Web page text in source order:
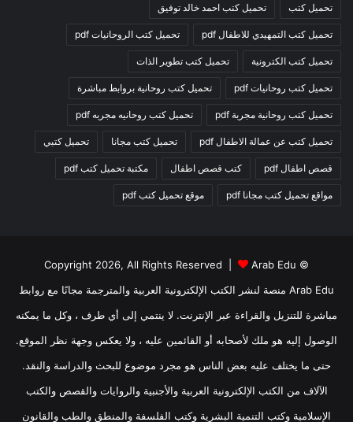
تحميل كتب تحميل كتب احمد خالد توفيق
تحميل كتب التمهيدي للاطفال pdf تحميل كتب الروحانيات pdf
تحميل كتب الكترونية تحميل كتب تطوير الذات
تحميل كتب روحانيات pdf تحميل كتب روحانية بروابط مباشرة
تحميل كتب روحانية مجربة pdf تحميل كتب روحانيه مجربه pdf
تحميل كتب عن عمالة الاطفال pdf تحميل كتب مجانا تحميل كتبي
قصص اطفال pdf كتب قصص اطفال مكتبة تحميل كتب pdf
مواقع تحميل كتب مجانا pdf موقع تحميل كتب pdf
© Copyright 2026, All Rights Reserved |
Arab Edu
Arab Edu منصة لنشر الكتب الإلكترونية العربية والمترجمة مجانًا مع روابط
مباشرة للتنزيل والقراءة عبر الإنترنت. لا ينتمي إلى أي طرف ، وكل ما يمكنه
الوصول إليه هو ملك لأصحابه أو القائمين عليه ، ولا يعكس وجهة نظر الموقع.
حتى ما يختلف عليه بعض الناس هو مجرد موضوع للبحث والدراسة والنقد.
الآلاف من الكتب الإلكترونية العربية والأجنبية والروايات والقصص والكتب
الإسلامية وكتب التنمية البشرية وكتب الفلسفة والمنطق والطب والقانون